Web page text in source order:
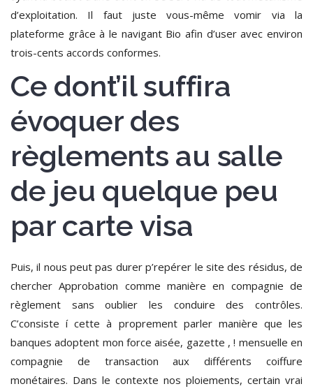
d’exploitation. Il faut juste vous-même vomir via la
plateforme grâce à le navigant Bio afin d’user avec environ
trois-cents accords conformes.
Ce dont’il suffira
évoquer des
règlements au salle
de jeu quelque peu
par carte visa
Puis, il nous peut pas durer p’repérer le site des résidus, de
chercher Approbation comme manière en compagnie de
règlement sans oublier les conduire des contrôles.
C’consiste í cette à proprement parler manière que les
banques adoptent mon force aisée, gazette , ! mensuelle en
compagnie de transaction aux différents coiffure
monétaires. Dans le contexte nos ploiements, certain vrai